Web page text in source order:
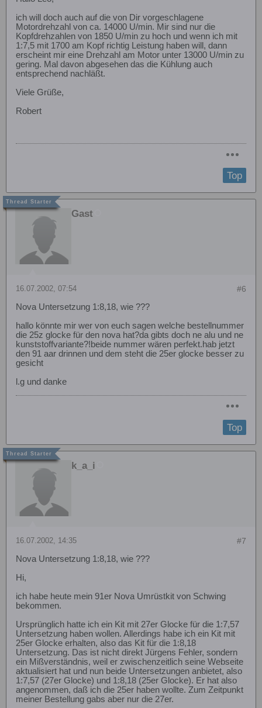
ich will doch auch auf die von Dir vorgeschlagene
Motordrehzahl von ca. 14000 U/min. Mir sind nur die
Kopfdrehzahlen von 1850 U/min zu hoch und wenn ich mit
1:7,5 mit 1700 am Kopf richtig Leistung haben will, dann
erscheint mir eine Drehzahl am Motor unter 13000 U/min zu
gering. Mal davon abgesehen das die Kühlung auch
entsprechend nachläßt.
Viele Grüße,
Robert
Top
Gast
#6
16.07.2002, 07:54
Nova Untersetzung 1:8,18, wie ???
hallo könnte mir wer von euch sagen welche bestellnummer
die 25z glocke für den nova hat?da gibts doch ne alu und ne
kunststoffvariante?!beide nummer wären perfekt.hab jetzt
den 91 aar drinnen und dem steht die 25er glocke besser zu
gesicht
l.g und danke
Top
k_a_i
#7
16.07.2002, 14:35
Nova Untersetzung 1:8,18, wie ???
Hi,
ich habe heute mein 91er Nova Umrüstkit von Schwing
bekommen.
Ursprünglich hatte ich ein Kit mit 27er Glocke für die 1:7,57
Untersetzung haben wollen. Allerdings habe ich ein Kit mit
25er Glocke erhalten, also das Kit für die 1:8,18
Untersetzung. Das ist nicht direkt Jürgens Fehler, sondern
ein Mißverständnis, weil er zwischenzeitlich seine Webseite
aktualisiert hat und nun beide Untersetzungen anbietet, also
1:7,57 (27er Glocke) und 1:8,18 (25er Glocke). Er hat also
angenommen, daß ich die 25er haben wollte. Zum Zeitpunkt
meiner Bestellung gabs aber nur die 27er.